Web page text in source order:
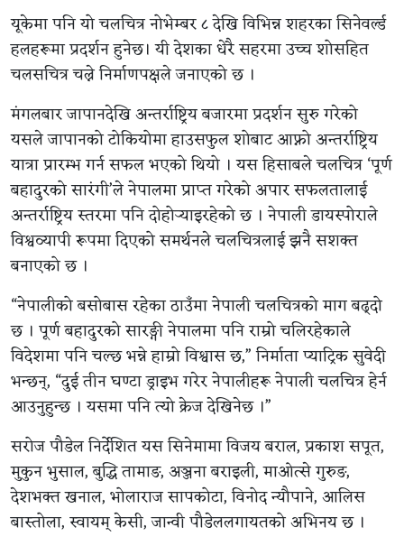
यूकेमा पनि यो चलचित्र नोभेम्बर ८ देखि विभिन्न शहरका सिनेवर्ल्ड
हलहरूमा प्रदर्शन हुनेछ। यी देशका धेरै सहरमा उच्च शोसहित
चलसचित्र चल्ने निर्माणपक्षले जनाएको छ ।
मंगलबार जापानदेखि अन्तर्राष्ट्रिय बजारमा प्रदर्शन सुरु गरेको
यसले जापानको टोकियोमा हाउसफुल शोबाट आफ्नो अन्तर्राष्ट्रिय
यात्रा प्रारम्भ गर्न सफल भएको थियो । यस हिसाबले चलचित्र ‘पूर्ण
बहादुरको सारंगी’ले नेपालमा प्राप्त गरेको अपार सफलतालाई
अन्तर्राष्ट्रिय स्तरमा पनि दोहोर्‍याइरहेको छ । नेपाली डायस्पोराले
विश्वव्यापी रूपमा दिएको समर्थनले चलचित्रलाई झनै सशक्त
बनाएको छ ।
“नेपालीको बसोबास रहेका ठाउँमा नेपाली चलचित्रको माग बढ्दो
छ । पूर्ण बहादुरको सारङ्गी नेपालमा पनि राम्रो चलिरहेकाले
विदेशमा पनि चल्छ भन्ने हाम्रो विश्वास छ,” निर्माता प्याट्रिक सुवेदी
भन्छन्, “दुई तीन घण्टा ड्राइभ गरेर नेपालीहरू नेपाली चलचित्र हेर्न
आउनुहुन्छ । यसमा पनि त्यो क्रेज देखिनेछ ।”
सरोज पौडेल निर्देशित यस सिनेमामा विजय बराल, प्रकाश सपूत,
मुकुन भुसाल, बुद्धि तामाङ, अञ्जना बराइली, माओत्से गुरुङ,
देशभक्त खनाल, भोलाराज सापकोटा, विनोद न्यौपाने, आलिस
बास्तोला, स्वायम् केसी, जान्वी पौडेललगायतको अभिनय छ ।